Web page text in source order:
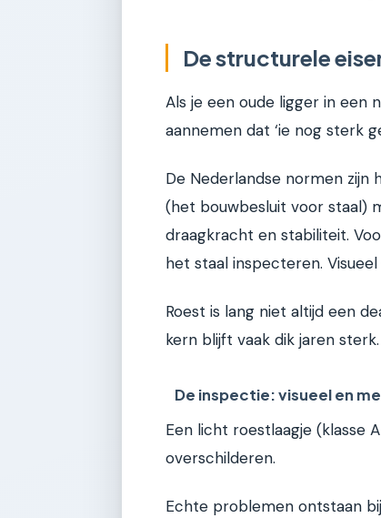
De structurele
Als je een oude ligger in een
aannemen dat ‘ie nog sterk
De Nederlandse normen zijn
(het bouwbesluit voor staal)
draagkracht en stabiliteit.
het staal inspecteren.
Roest is lang niet altijd een
kern blijft vaak dik jaren sterk.
De inspectie: visueel en
Een licht roestlaagje (klasse
overschilderen.
Echte problemen ontstaan